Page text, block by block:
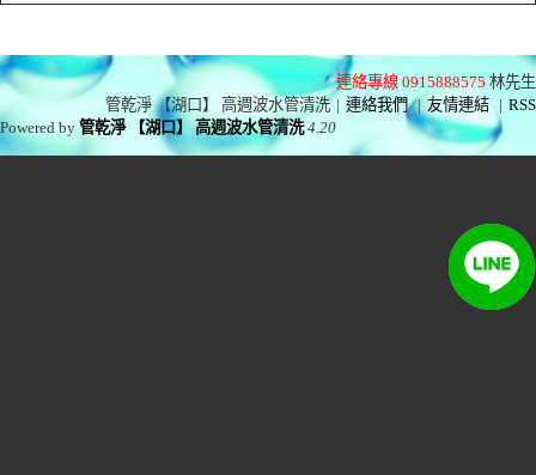
連絡專線 0915888575 林先生
管乾淨 【湖口】 高週波水管清洗 | 連絡我們 | 友情連結 | RSS
Powered by管乾淨 【湖口】 高週波水管清洗 4.20